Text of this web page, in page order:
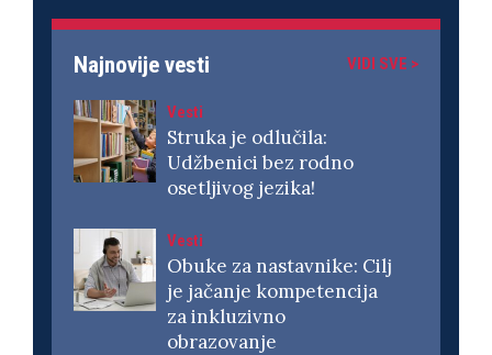
Najnovije vesti VIDI SVE >
Vesti
Struka je odlučila:
Udžbenici bez rodno
osetljivog jezika!
Vesti
Obuke za nastavnike: Cilj
je jačanje kompetencija
za inkluzivno
obrazovanje